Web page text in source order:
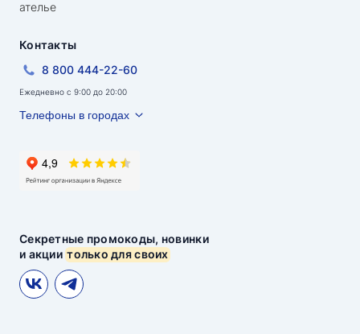
ателье
Секретные промокоды, новинки
и акциитолько для своих
Контакты
8 800 444-22-60
Ежедневно с 9:00 до 20:00
Телефоны в городах